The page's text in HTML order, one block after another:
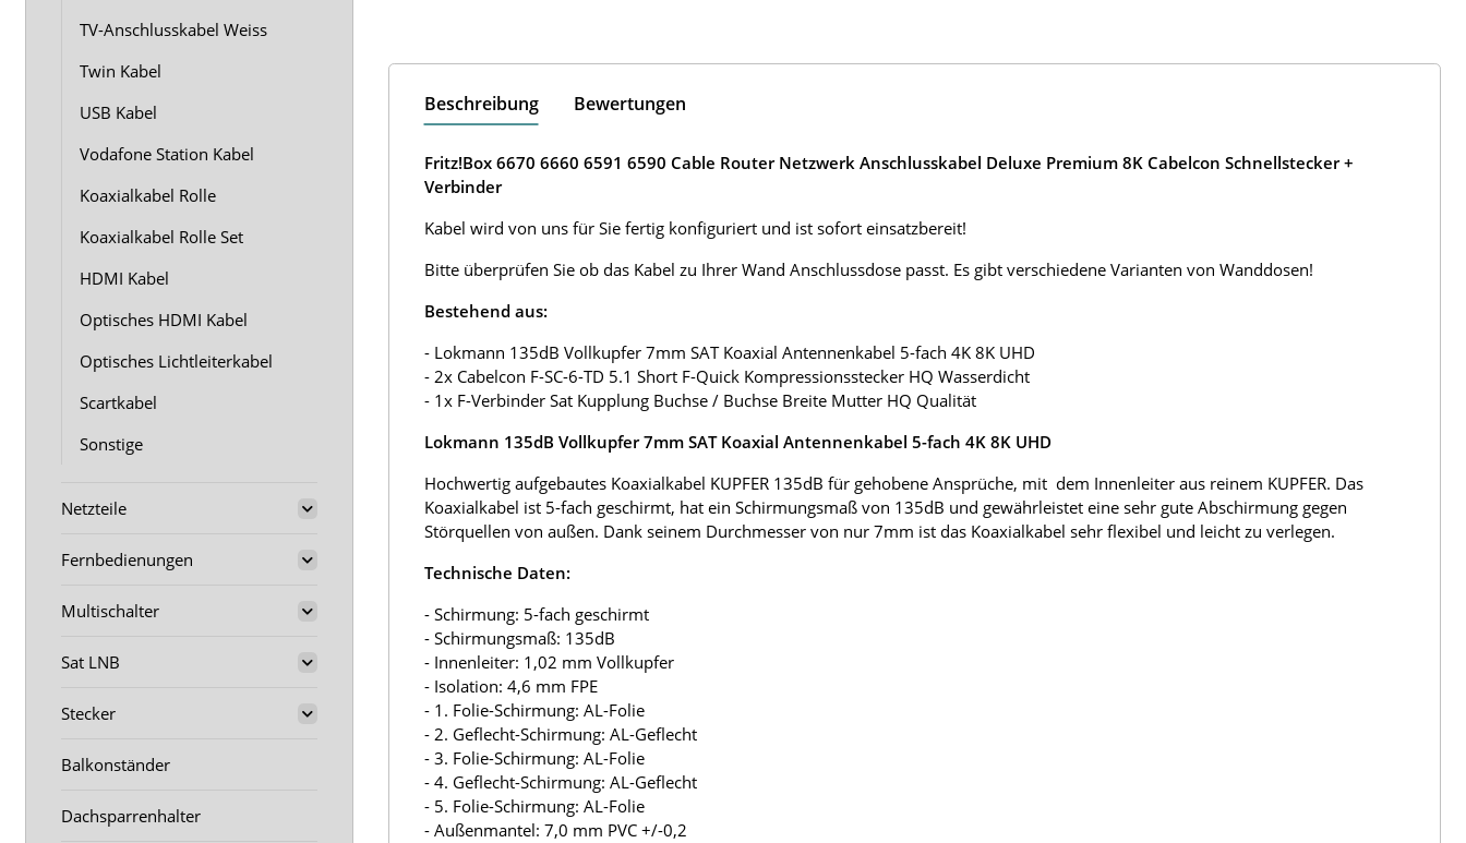
Beschreibung Bewertungen
Fritz!Box 6670 6660 6591 6590 Cable Router Netzwerk Anschlusskabel Deluxe Premium 8K Cabelcon Schnellstecker +
Verbinder
Kabel wird von uns für Sie fertig konfiguriert und ist sofort einsatzbereit!
Bitte überprüfen Sie ob das Kabel zu Ihrer Wand Anschlussdose passt. Es gibt verschiedene Varianten von Wanddosen!
Bestehend aus:
- Lokmann 135dB Vollkupfer 7mm SAT Koaxial Antennenkabel 5-fach 4K 8K UHD
- 2x Cabelcon F-SC-6-TD 5.1 Short F-Quick Kompressionsstecker HQ Wasserdicht
- 1x F-Verbinder Sat Kupplung Buchse / Buchse Breite Mutter HQ Qualität
Lokmann 135dB Vollkupfer 7mm SAT Koaxial Antennenkabel 5-fach 4K 8K UHD
Hochwertig aufgebautes Koaxialkabel KUPFER 135dB für gehobene Ansprüche, mit dem Innenleiter aus reinem KUPFER. Das
Koaxialkabel ist 5-fach geschirmt, hat ein Schirmungsmaß von 135dB und gewährleistet eine sehr gute Abschirmung gegen
Störquellen von außen. Dank seinem Durchmesser von nur 7mm ist das Koaxialkabel sehr flexibel und leicht zu verlegen.
Technische Daten:
- Schirmung: 5-fach geschirmt
- Schirmungsmaß: 135dB
- Innenleiter: 1,02 mm Vollkupfer
- Isolation: 4,6 mm FPE
- 1. Folie-Schirmung: AL-Folie
- 2. Geflecht-Schirmung: AL-Geflecht
- 3. Folie-Schirmung: AL-Folie
- 4. Geflecht-Schirmung: AL-Geflecht
- 5. Folie-Schirmung: AL-Folie
- Außenmantel: 7,0 mm PVC +/-0,2
TV-Anschlusskabel Weiss
Twin Kabel
USB Kabel
Vodafone Station Kabel
Koaxialkabel Rolle
Koaxialkabel Rolle Set
HDMI Kabel
Optisches HDMI Kabel
Optisches Lichtleiterkabel
Scartkabel
Sonstige
Netzteile
Fernbedienungen
Multischalter
Sat LNB
Stecker
Balkonständer
Dachsparrenhalter